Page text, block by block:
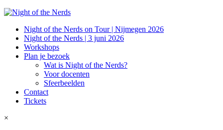
Night of the Nerds on Tour | Nijmegen 2026
Night of the Nerds | 3 juni 2026
Workshops
Plan je bezoek
Wat is Night of the Nerds?
Voor docenten
Sfeerbeelden
Contact
Tickets
×